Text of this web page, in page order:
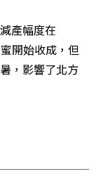
產幅度在
開始收成，但
，影響了北方